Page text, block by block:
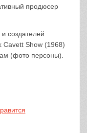
продюсер
создателей
Show (1968)
(фото персоны).